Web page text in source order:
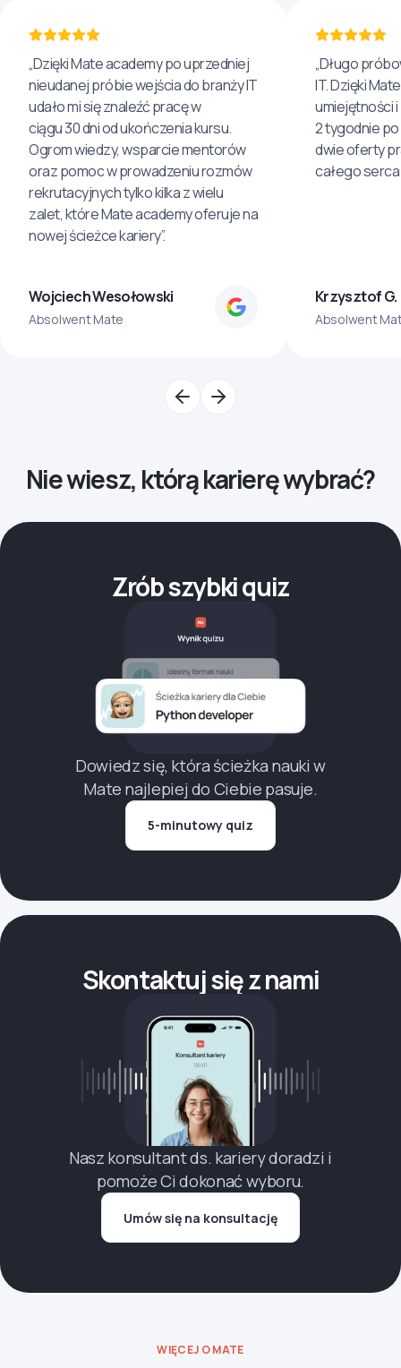
„Dzięki Mate academy po uprzedniej
nieudanej próbie wejścia do branży IT
udało mi się znaleźć pracę w
ciągu 30 dni od ukończenia kursu.
Ogrom wiedzy, wsparcie mentorów
oraz pomoc w prowadzeniu rozmów
rekrutacyjnych tylko kilka z wielu
zalet, które Mate academy oferuje na
nowej ścieżce kariery”.
Wojciech Wesołowski
Absolwent Mate
„Długo
IT. Dzięki
umiejętności
2 tygodnie
dwie oferty
całego serca
Krzysztof G.
Absolwent
Nie wiesz, którą karierę wybrać?
Zrób szybki quiz
Dowiedz się, która ścieżka nauki w
Mate najlepiej do Ciebie pasuje.
5-minutowy quiz
Skontaktuj się z nami
Nasz konsultant ds. kariery doradzi i
pomoże Ci dokonać wyboru.
Umów się na konsultację
WIĘCEJ O MATE